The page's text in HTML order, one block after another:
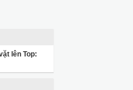
lên Top: